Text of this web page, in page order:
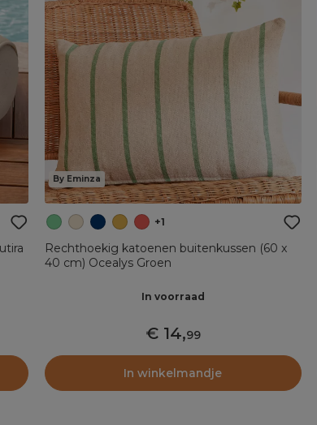
By Eminza
+1
Rechthoekig katoenen buitenkussen (60 x
40 cm) Ocealys Groen
In voorraad
14,99
In winkelmandje